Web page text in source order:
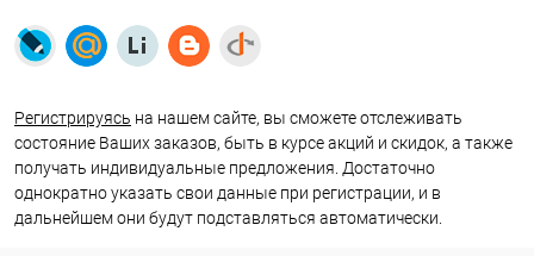
Регистрируясь на нашем сайте, вы сможете отслеживать
состояние Ваших заказов, быть в курсе акций и скидок, а также
получать индивидуальные предложения. Достаточно
однократно указать свои данные при регистрации, и в
дальнейшем они будут подставляться автоматически.